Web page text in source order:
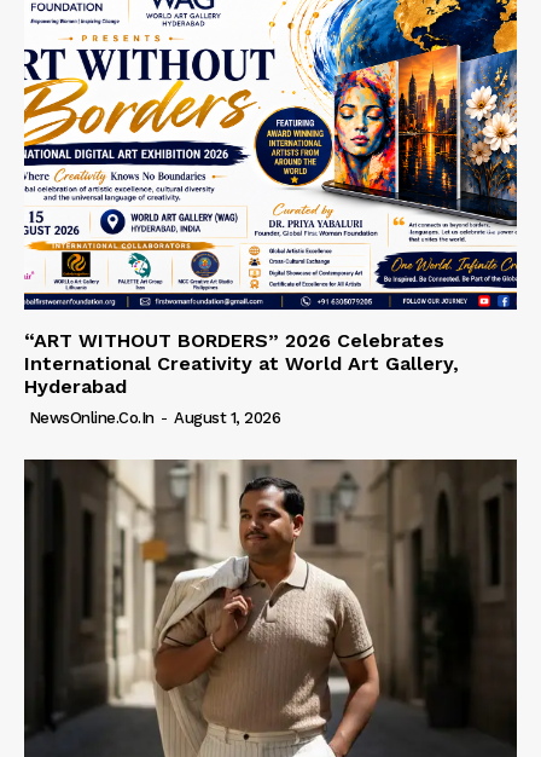
“ART WITHOUT BORDERS” 2026 Celebrates
International Creativity at World Art Gallery,
Hyderabad
NewsOnline.co.in - August 1, 2026